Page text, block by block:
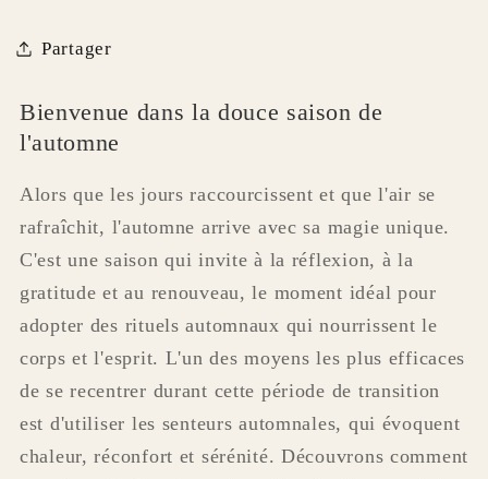
Partager
Bienvenue dans la douce saison de
l'automne
Alors que les jours raccourcissent et que l'air se
rafraîchit, l'automne arrive avec sa magie unique.
C'est une saison qui invite à la réflexion, à la
gratitude et au renouveau, le moment idéal pour
adopter des rituels automnaux qui nourrissent le
corps et l'esprit. L'un des moyens les plus efficaces
de se recentrer durant cette période de transition
est d'utiliser les senteurs automnales, qui évoquent
chaleur, réconfort et sérénité. Découvrons comment